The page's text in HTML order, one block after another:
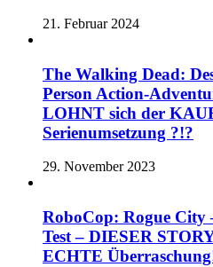
21. Februar 2024
The Walking Dead:
Person Action-
LOHNT sich der
Serienumsetzung ?!?
29. November 2023
RoboCop: Rogue City
Test – DIESER
ECHTE